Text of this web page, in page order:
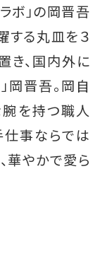
ボ」の岡晋吾
する丸皿を３
き、国内外に
岡晋吾。岡自
を持つ職人
仕事ならでは
華やかで愛ら